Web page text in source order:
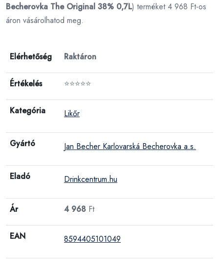
Becherovka The Original 38% 0,7L) terméket 4 968 Ft-os
áron vásárolhatod meg.
Elérhetőség Raktáron
Értékelés ⭐⭐⭐⭐⭐
Kategória Likőr
Gyártó Jan Becher Karlovarská Becherovka a.s.
Eladó Drinkcentrum.hu
Ár 4 968 Ft
EAN 8594405101049